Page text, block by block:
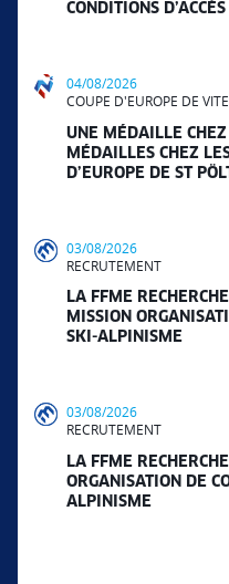
CONDITIONS
04/08/2026
COUPE D'EUROPE DE
UNE MÉDAILLE
MÉDAILLES CHEZ
D’EUROPE DE ST
03/08/2026
RECRUTEMENT
LA FFME
MISSION
SKI-ALPINISME
03/08/2026
RECRUTEMENT
LA FFME
ORGANISATION DE
ALPINISME